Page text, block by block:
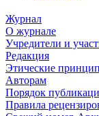
Журнал
О журнале
Учредители и
Редакция
Этические
Авторам
Порядок
Правила